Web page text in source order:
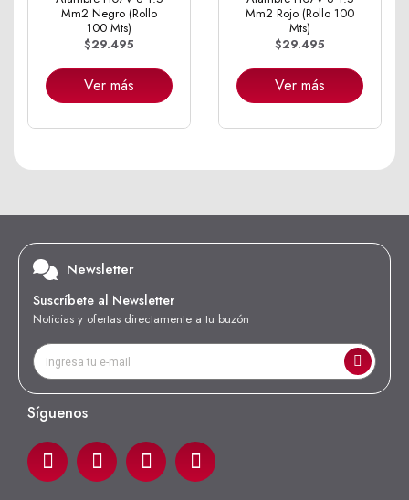
Mm2 Negro (Rollo
100 Mts)
$29.495
Ver más
Mm2 Rojo (Rollo 100
Mts)
$29.495
Ver más
Newsletter
Suscríbete al Newsletter
Noticias y ofertas directamente a tu buzón
Síguenos